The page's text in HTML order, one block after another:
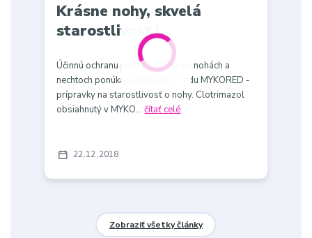
22 12 2018
Krásne nohy, skvelá
starostlivosť !
Účinnú ochranu pred plesňami na nohách a
nechtoch ponúkajú produkty z radu MYKORED -
prípravky na starostlivosť o nohy. Clotrimazol
obsiahnutý v MYKO...čítať celé
Zobraziť všetky články